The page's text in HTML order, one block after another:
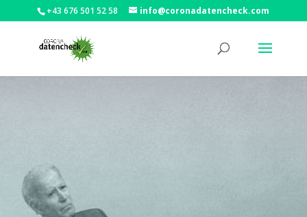
+43 676 501 52 58 info@coronadatencheck.com